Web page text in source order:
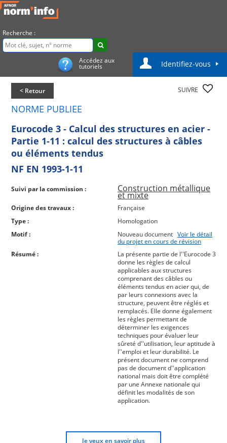
Recherche :
Accédez aux
tutoriels Identifiez-vous
< Retour SUIVRE
NORME PUBLIEE
Eurocode 3 - Calcul des structures en acier -
Partie 1-11 : calcul des structures à câbles
ou éléments tendus
NF EN 1993-1-11
Suivi par la commission : Construction métallique
et mixte
Origine des travaux :
Française
Type :
Homologation
Motif :
Nouveau document Voir le détail
du projet en cours de révision
Résumé :
La présente partie de l''Eurocode 3
donne les règles de calcul
applicables aux structures
comprenant des câbles ou
éléments tendus en acier qui, de
par leurs connexions avec la
structure, peuvent être réglés et
remplacés. Elle donne également
les règles permettant de
déterminer les exigences
techniques pour évaluer leur
sûreté d''utilisation, leur aptitude à
l''emploi et leur durabilité. Le
présent document ne comprend
pas de document d''application
national mais doit être complété
par une Annexe nationale qui
définit les modalités de son
application.
Je veux en savoir plus